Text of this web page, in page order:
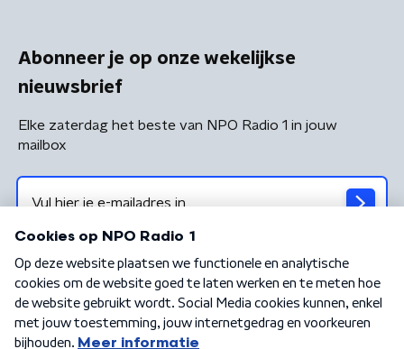
Abonneer je op onze wekelijkse
nieuwsbrief
Elke zaterdag het beste van NPO Radio 1 in jouw
mailbox
Algemene voorwaarden